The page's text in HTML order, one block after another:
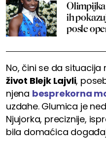
ih
posle
No, čini se da situacija
život Blejk Lajvli,
njena besprekorna
uzdahe. Glumica je
Njujorka, preciznije,
bila domaćica